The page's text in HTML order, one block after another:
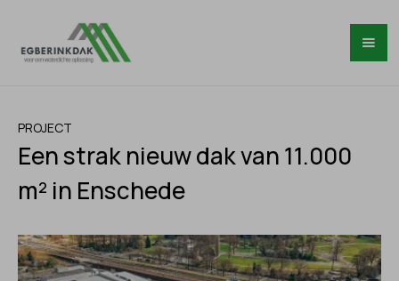
PROJECT
Een strak nieuw dak van 11.000
m² in Enschede